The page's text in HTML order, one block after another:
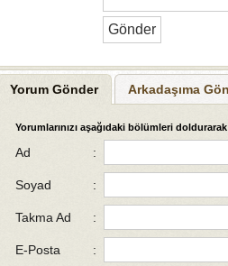
Yorum Gönder Arkadaşıma
Yorumlarınızı aşağıdaki bölümleri
Ad :
Soyad :
Takma Ad :
E-Posta :